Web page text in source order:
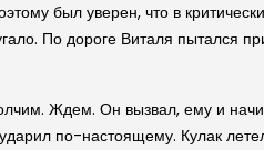
был уверен, что в
По дороге Виталя пытался
Ждем. Он вызвал, ему и
по-настоящему. Кулак